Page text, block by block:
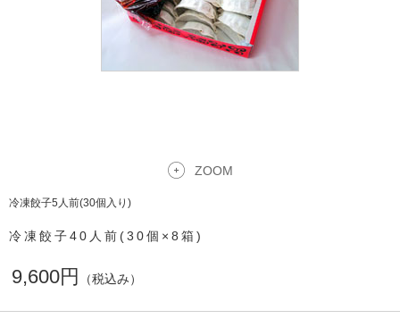
ZOOM
冷凍餃子5人前(30個入り)
冷凍餃子40人前(30個×8箱)
9,600円 （税込み）